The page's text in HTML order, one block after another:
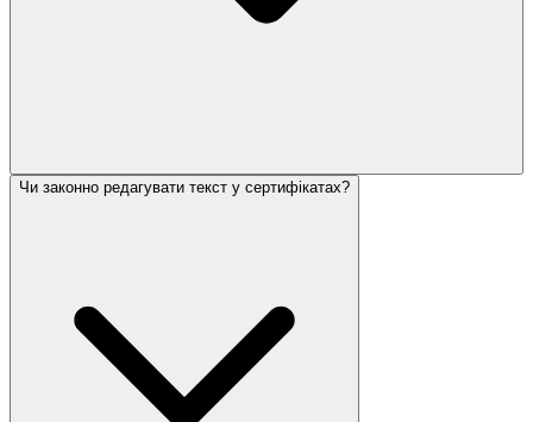
Чи законно редагувати текст у сертифікатах?